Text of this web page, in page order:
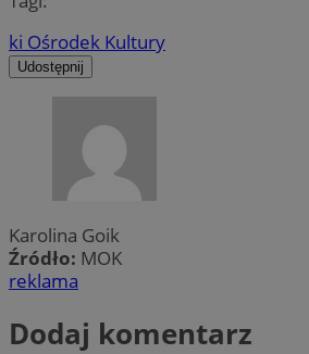
ki Ośrodek Kultury
Udostępnij
Karolina Goik
Źródło: MOK
reklama
Dodaj komentarz